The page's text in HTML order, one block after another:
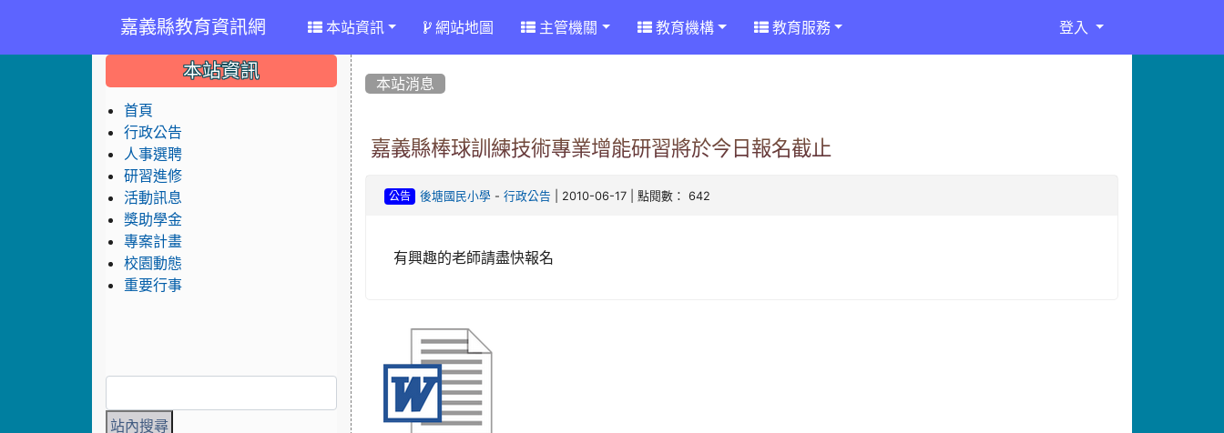
嘉義縣教育資訊網 本站資訊 網站地圖 主管機關 教育機構 教育服務 登入
本站消息
嘉義縣棒球訓練技術專業增能研習將於今日報名截止
公告 後塘國民小學 - 行政公告 | 2010-06-17 | 點閱數： 642
有興趣的老師請盡快報名
::: 本站資訊
首頁
行政公告
人事選聘
研習進修
活動訊息
獎助學金
專案計畫
校園動態
重要行事